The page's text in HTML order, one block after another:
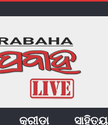
କ୍ରୀଡା ସାହିତ୍ୟ